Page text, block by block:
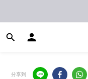
分享到